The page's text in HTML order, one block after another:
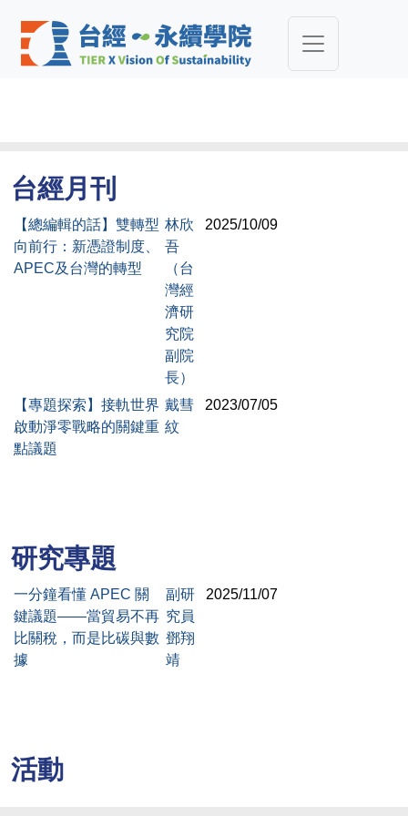
台經月刊
【總編輯的話】雙轉型
向前行：新憑證制度、
APEC及台灣的轉型
林欣
吾
（台
灣經
濟研
究院
副院
長）
2025/10/09
【專題探索】接軌世界
啟動淨零戰略的關鍵重
點議題
戴彗
紋
2023/07/05
研究專題
一分鐘看懂 APEC 關
鍵議題——當貿易不再
比關稅，而是比碳與數
據
副研
究員
鄧翔
靖
2025/11/07
活動